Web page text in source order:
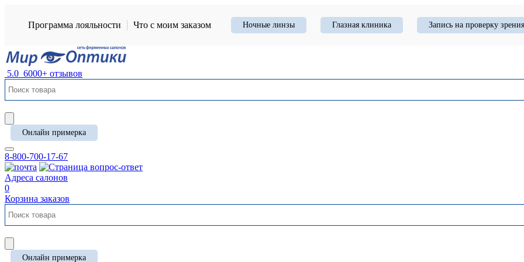
Программа лояльности Что с моим заказом Ночные линзы Глазная клиника Запись на проверку зрения
5.0 6000+ отзывов
Онлайн примерка
8-800-700-17-67
Адреса салонов
0
Корзина заказов
Онлайн примерка